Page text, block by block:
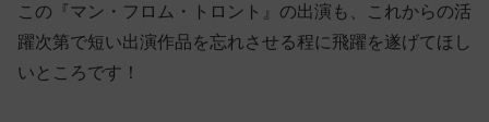
この『マン・フロム・トロント』の出演も、これからの活
躍次第で短い出演作品を忘れさせる程に飛躍を遂げてほし
いところです！